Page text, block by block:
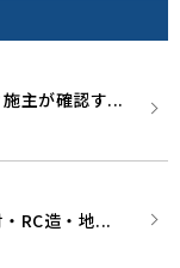
主が確認す...
RC造・地...